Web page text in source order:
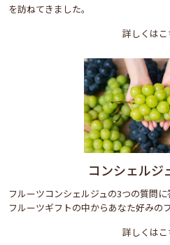
を訪ねてきました。
詳しくはこ
コンシェルジ
フルーツコンシェルジュの3つの質問
フルーツギフトの中からあなた好みの
詳しくはこ